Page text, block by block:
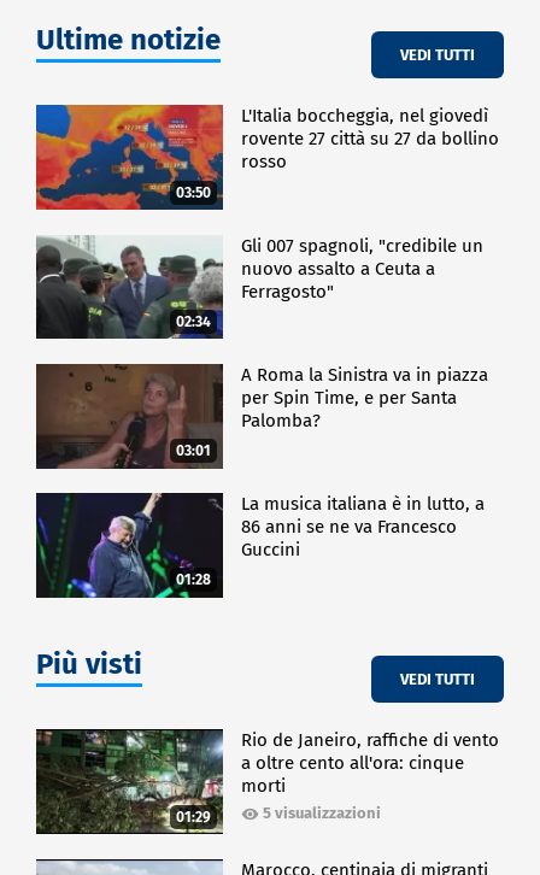
Ultime notizie VEDI TUTTI
03:50
L'Italia boccheggia, nel giovedì
rovente 27 città su 27 da bollino
rosso
02:34
Gli 007 spagnoli, "credibile un
nuovo assalto a Ceuta a
Ferragosto"
03:01
A Roma la Sinistra va in piazza
per Spin Time, e per Santa
Palomba?
01:28
La musica italiana è in lutto, a
86 anni se ne va Francesco
Guccini
Più visti VEDI TUTTI
01:29
Rio de Janeiro, raffiche di vento
a oltre cento all'ora: cinque
morti
5 visualizzazioni
Marocco, centinaia di migranti